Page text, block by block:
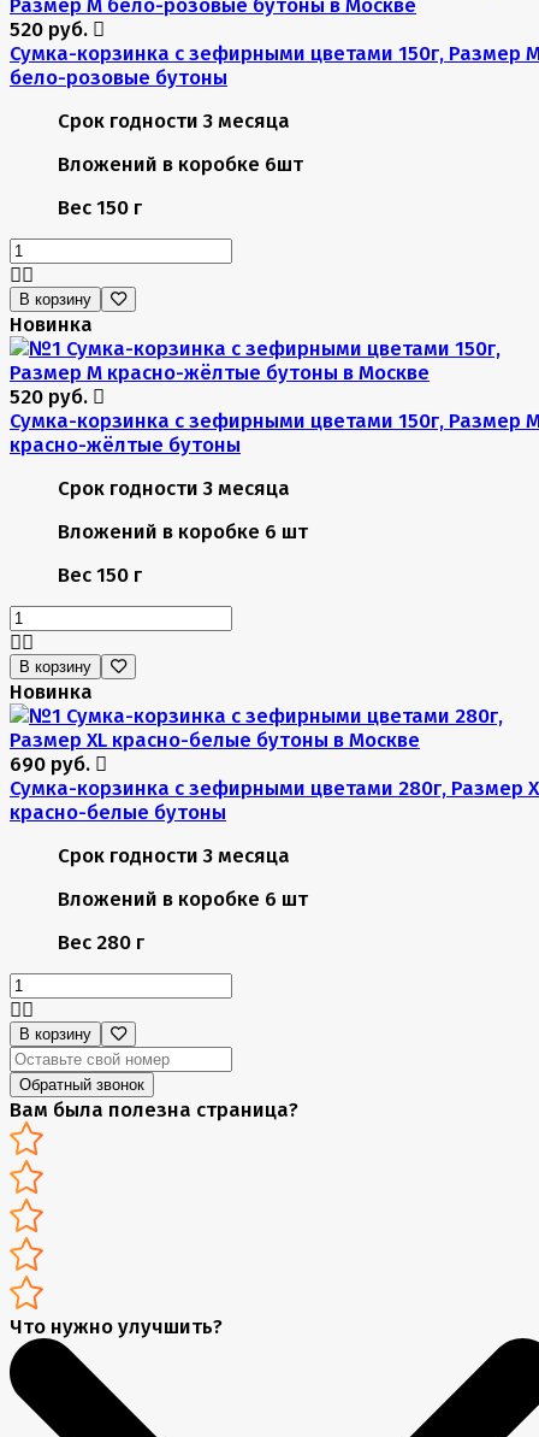
520 руб.
Сумка-корзинка с зефирными цветами 150г, Размер
бело-розовые бутоны
Срок годности 3 месяца
Вложений в коробке 6шт
Вес 150 г
В корзину
Новинка
520 руб.
Сумка-корзинка с зефирными цветами 150г, Размер
красно-жёлтые бутоны
Срок годности 3 месяца
Вложений в коробке 6 шт
Вес 150 г
В корзину
Новинка
690 руб.
Сумка-корзинка с зефирными цветами 280г, Размер
красно-белые бутоны
Срок годности 3 месяца
Вложений в коробке 6 шт
Вес 280 г
В корзину
Обратный звонок
Вам была полезна страница?
Что нужно улучшить?